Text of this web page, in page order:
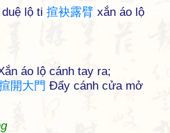
lộ ti 揎袂露臂 xắn áo lộ
áo lộ cánh tay ra;
開大門 Đẩy cánh cửa mở